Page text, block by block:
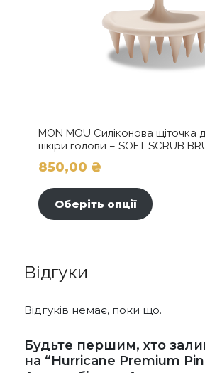
MON MOU Силіконова щіточка
шкіри голови – SOFT SCRUB
850,00 ₴
Оберіть опції
на
товару
Відгуки
Відгуків немає, поки що.
Будьте першим, хто
на “Hurricane Premium